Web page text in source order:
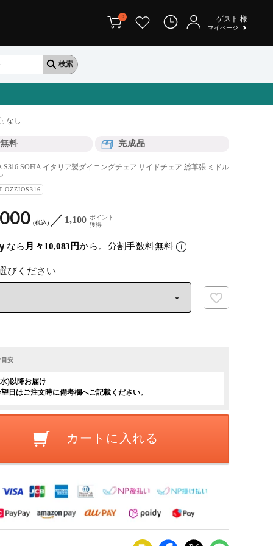
0 ゲスト 様
マイページ
なし
料 完成品
S316 SOFIA イタリア製ダイニングチェア サイドチェア 総革張 ミドル
OZZIOS316
なら 月々10,083円から。分割手数料無料
税込 1,100 ポイント
獲得
目安
)以降お届け
日はご注文時に備考欄へご記載ください。
カートに入れる